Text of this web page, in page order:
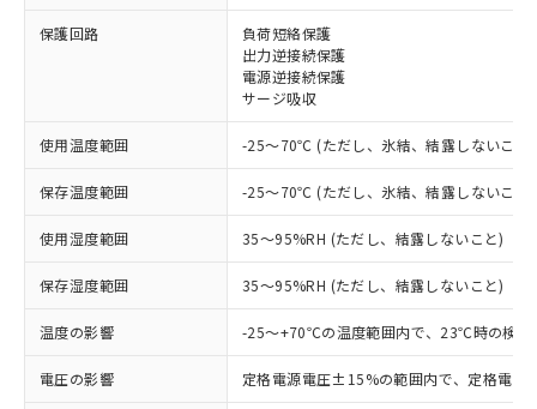
保護回路
負荷短絡保護
出力逆接続保護
電源逆接続保護
サージ吸収
使用温度範囲 -25～70℃ (ただし、氷結、結露しないこと)
保存温度範囲 -25～70℃ (ただし、氷結、結露しないこと)
使用湿度範囲 35～95%RH (ただし、結露しないこと)
保存湿度範囲 35～95%RH (ただし、結露しないこと)
温度の影響 -25～+70℃の温度範囲内で、23℃時の検
電圧の影響 定格電源電圧±15%の範囲内で、定格電
ご利用条件
以下の条件をお読みいただき、同意のうえ
本サービスは、当社制御機器事業取扱
商品の当社在庫状況および標準価格
(税抜)を提供させていただくもので
当社制御機器事業取扱商品の中には、
本サービスの対象外となる商品もある
ことをご了承ください。
対応済み：EU RoHS指令（10物質）の
非含有に対応した製品が提供可能な商品で
対応予定：EU RoHS指令（10物質）の非含
有に対応した製品に切り替える予定のある
商品です。
対応予定なし：EU RoHS指令（10物質）の
非含有に非対応の商品で、対応品を出す予
定はありません。
調査・確認中：EU RoHS指令（10物質）の
非含有の対応状況を調査中または確認中の
商品です。
非該当品：ライセンス料など無形物で、有
害物質有無と関係のない商品です。
仕入先様の事情により、非含有部品として
いたものが、含有品と判明した場合などや
※1 中国RoHS○×表
「○」：最大均質材料含有率が中国RoHSの
基準値以下であることを示します。
「×」：最大均質材料含有率が中国RoHSの
基準値を超えていることを示します。
当社は、これら貴社製品のうち、外国